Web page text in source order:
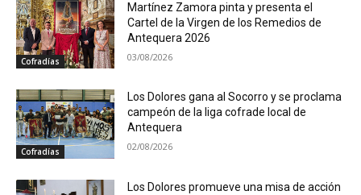
Cofradías
Martínez Zamora pinta y presenta el
Cartel de la Virgen de los Remedios de
Antequera 2026
03/08/2026
Cofradías
Los Dolores gana al Socorro y se proclama
campeón de la liga cofrade local de
Antequera
02/08/2026
Los Dolores promueve una misa de acción